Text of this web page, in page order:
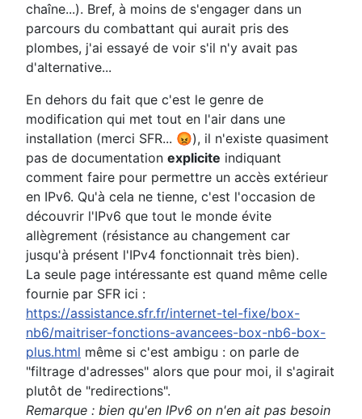
chaîne...). Bref, à moins de s'engager dans un
parcours du combattant qui aurait pris des
plombes, j'ai essayé de voir s'il n'y avait pas
d'alternative...
En dehors du fait que c'est le genre de
modification qui met tout en l'air dans une
installation (merci SFR... 😡), il n'existe quasiment
pas de documentation explicite indiquant
comment faire pour permettre un accès extérieur
en IPv6. Qu'à cela ne tienne, c'est l'occasion de
découvrir l'IPv6 que tout le monde évite
allègrement (résistance au changement car
jusqu'à présent l'IPv4 fonctionnait très bien).
La seule page intéressante est quand même celle
fournie par SFR ici :
https://assistance.sfr.fr/internet-tel-fixe/box-
nb6/maitriser-fonctions-avancees-box-nb6-box-
plus.html même si c'est ambigu : on parle de
"filtrage d'adresses" alors que pour moi, il s'agirait
plutôt de "redirections".
Remarque : bien qu'en IPv6 on n'en ait pas besoin